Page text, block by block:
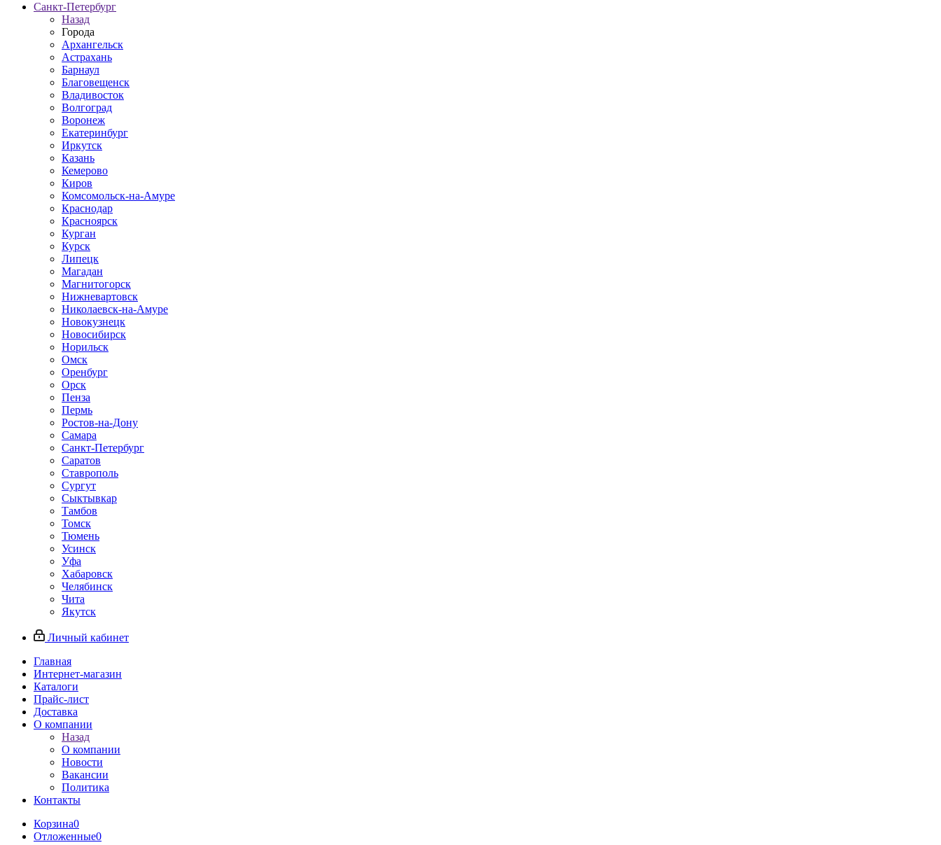
Санкт-Петербург
Назад
Города
Архангельск
Астрахань
Барнаул
Благовещенск
Владивосток
Волгоград
Воронеж
Екатеринбург
Иркутск
Казань
Кемерово
Киров
Комсомольск-на-Амуре
Краснодар
Красноярск
Курган
Курск
Липецк
Магадан
Магнитогорск
Нижневартовск
Николаевск-на-Амуре
Новокузнецк
Новосибирск
Норильск
Омск
Оренбург
Орск
Пенза
Пермь
Ростов-на-Дону
Самара
Санкт-Петербург
Саратов
Ставрополь
Сургут
Сыктывкар
Тамбов
Томск
Тюмень
Усинск
Уфа
Хабаровск
Челябинск
Чита
Якутск
Личный кабинет
Главная
Интернет-магазин
Каталоги
Прайс-лист
Доставка
О компании
Назад
О компании
Новости
Вакансии
Политика
Контакты
Корзина0
Отложенные0